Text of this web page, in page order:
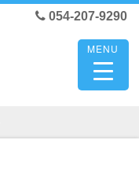
054-207-9290
MENU